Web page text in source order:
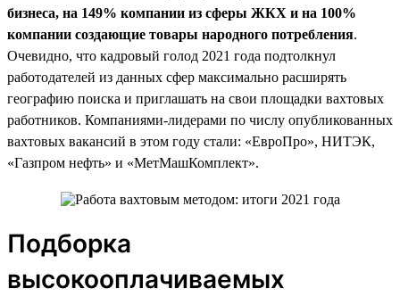
бизнеса, на 149% компании из сферы ЖКХ и на 100%
компании создающие товары народного потребления.
Очевидно, что кадровый голод 2021 года подтолкнул
работодателей из данных сфер максимально расширять
географию поиска и приглашать на свои площадки вахтовых
работников. Компаниями-лидерами по числу опубликованных
вахтовых вакансий в этом году стали: «ЕвроПро», НИТЭК,
«Газпром нефть» и «МетМашКомплект».
Подборка
высокооплачиваемых